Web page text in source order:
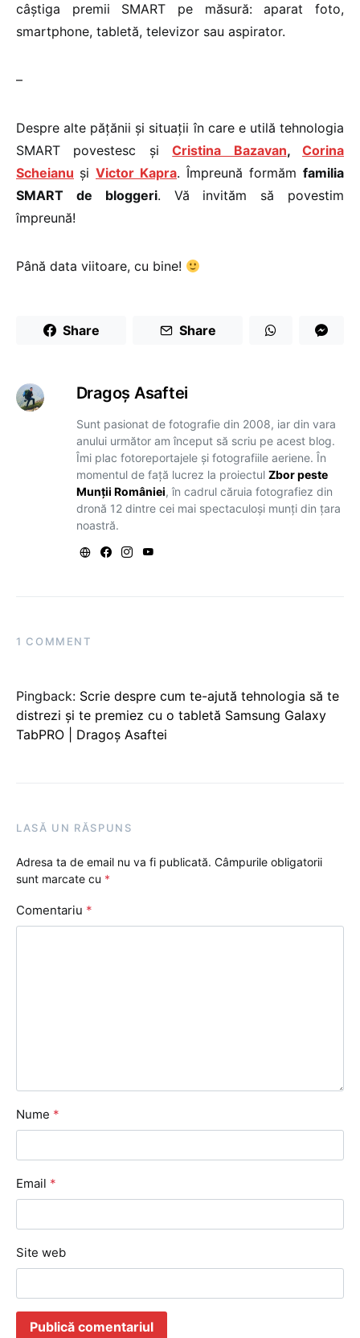
câștiga premii SMART pe măsură: aparat foto,
smartphone, tabletă, televizor sau aspirator.
–
Despre alte pățănii și situații în care e utilă tehnologia
SMART povestesc șiCristina Bazavan,Corina
Scheianu și Victor Kapra. Împreună formăm familia
SMART de bloggeri. Vă invităm să povestim
împreună!
Până data viitoare, cu bine!
Share Share
Dragoş Asaftei
Sunt pasionat de fotografie din 2008, iar din vara
anului următor am început să scriu pe acest blog.
Îmi plac fotoreportajele și fotografiile aeriene. În
momentul de față lucrez la proiectul Zbor peste
Munții României, în cadrul căruia fotografiez din
dronă 12 dintre cei mai spectaculoși munți din țara
noastră.
1 COMMENT
Pingback: Scrie despre cum te-ajută tehnologia să te
distrezi și te premiez cu o tabletă Samsung Galaxy
TabPRO | Dragoș Asaftei
LASĂ UN RĂSPUNS
Adresa ta de email nu va fi publicată. Câmpurile obligatorii
sunt marcate cu *
Comentariu *
Nume *
Email *
Site web